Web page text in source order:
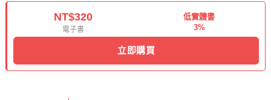
NT$320
電子書
低實體書
3%
立即購買